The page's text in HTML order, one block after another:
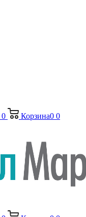
0 Корзина0 0